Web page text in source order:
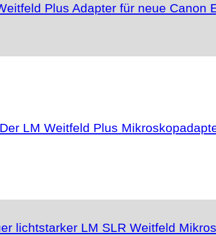
Plus Adapter für neue Canon
LM Weitfeld Plus
lichtstarker LM SLR Weitfeld